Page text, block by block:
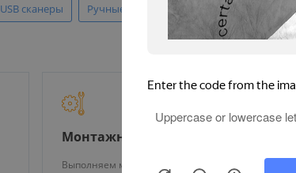
USB сканеры Ручные сканеры USB сканеры ШК
Монтажные работы
Выполняем монтаж и тех.